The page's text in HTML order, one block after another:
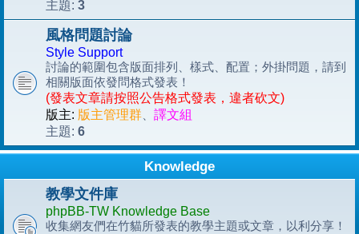
主題: 3
風格問題討論
Style Support
討論的範圍包含版面排列、樣式、配置；外掛問題，請到
相關版面依發問格式發表！
(發表文章請按照公告格式發表，違者砍文)
版主: 版主管理群
譯文組
主題: 6
Knowledge
教學文件庫
phpBB-TW Knowledge Base
收集網友們在竹貓所發表的教學主題或文章，以利分享！